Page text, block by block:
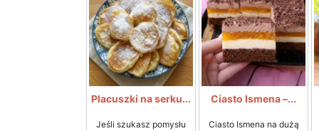
Placuszki na serku...
Jeśli szukasz pomysłu
Ciasto Ismena –...
Ciasto Ismena na dużą